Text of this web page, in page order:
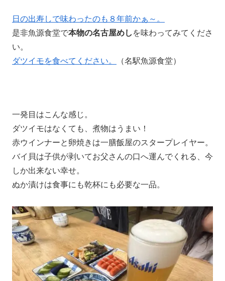
日の出寿しで味わったのも８年前かぁ～。
是非魚源食堂で本物の名古屋めし を味わってみてくださ
い。
ダツイモを食べてください。
（名駅魚源食堂）
一発目はこんな感じ。
ダツイモはなくても、煮物はうまい！
赤ウインナーと卵焼きは一膳飯屋のスタープレイヤー。
バイ貝は子供が剥いてお父さんの口へ運んでくれる、今
しか出来ない幸せ。
ぬか漬けは食事にも乾杯にも必要な一品。